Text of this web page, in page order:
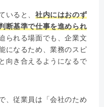
いると、 社内にはおのず
断基準で仕事を進められ
られる場面でも、企業文
になるため、業務のスピ
向き合えるようになるで
、従業員は「会社のため